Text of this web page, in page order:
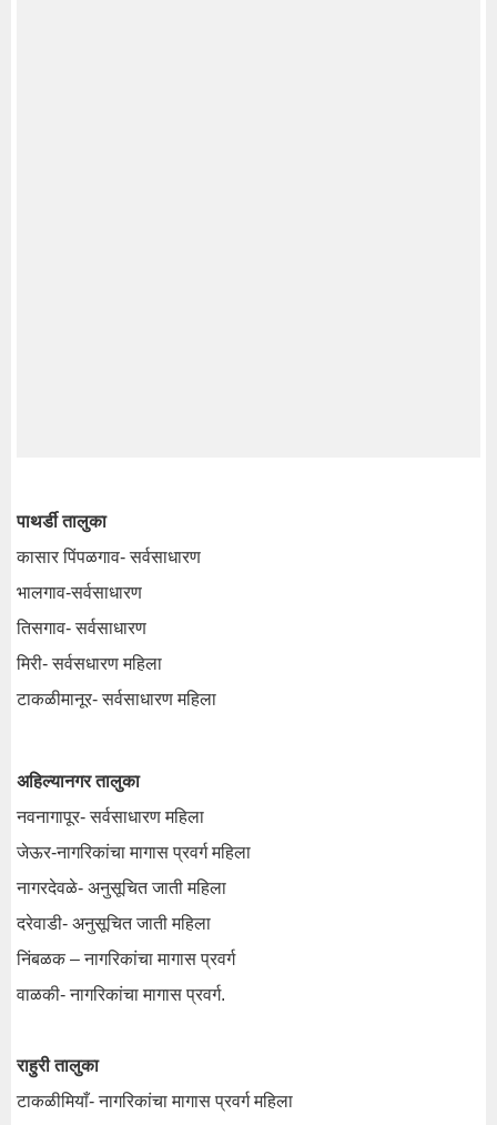
पाथर्डी तालुका
कासार पिंपळगाव- सर्वसाधारण
भालगाव-सर्वसाधारण
तिसगाव- सर्वसाधारण
मिरी- सर्वसधारण महिला
टाकळीमानूर- सर्वसाधारण महिला
अहिल्यानगर तालुका
नवनागापूर- सर्वसाधारण महिला
जेऊर-नागरिकांचा मागास प्रवर्ग महिला
नागरदेवळे- अनुसूचित जाती महिला
दरेवाडी- अनुसूचित जाती महिला
निंबळक – नागरिकांचा मागास प्रवर्ग
वाळकी- नागरिकांचा मागास प्रवर्ग.
राहुरी तालुका
टाकळीमियाँ- नागरिकांचा मागास प्रवर्ग महिला